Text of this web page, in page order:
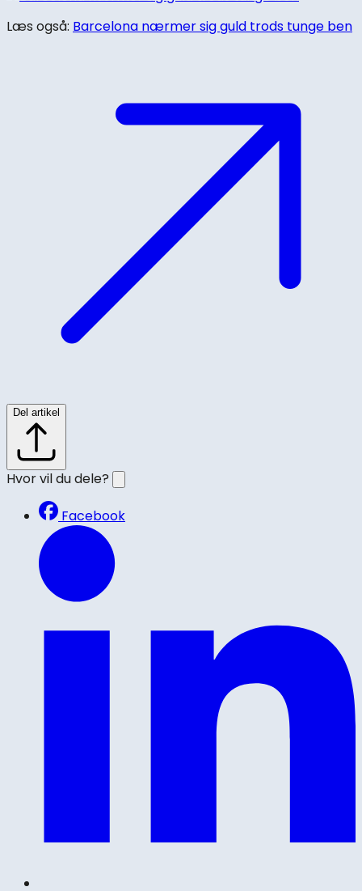
Læs også: Barcelona nærmer sig guld trods tunge ben
Del artikel
Hvor vil du dele?
Facebook